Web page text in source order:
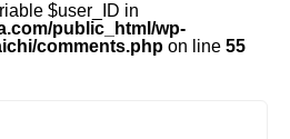
$user_ID in
public_html/wp-
comments.php on line 55